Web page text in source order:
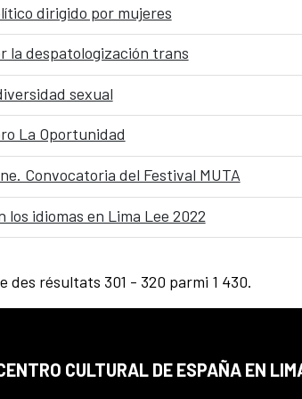
dirigido por mujeres
la despatologización trans
sexual
La Oportunidad
Convocatoria del Festival MUTA
los idiomas en Lima Lee 2022
des résultats 301 - 320 parmi 1 430.
CULTURAL DE ESPAÑA EN